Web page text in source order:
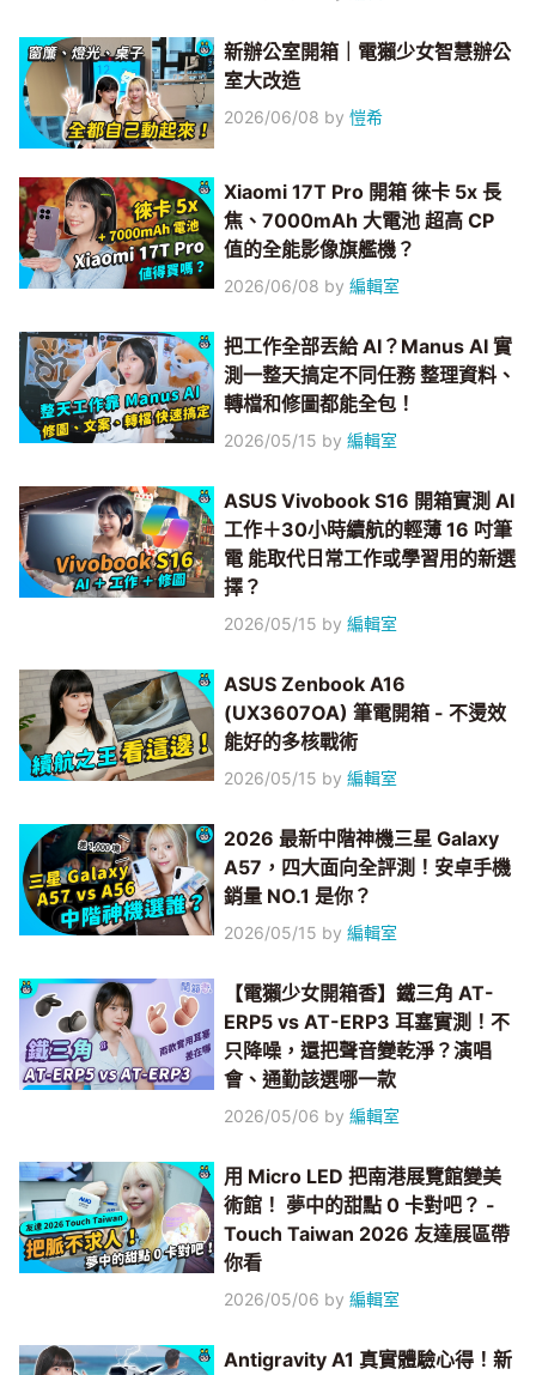
新辦公室開箱｜電獺少女智慧辦公
室大改造
2026/06/08 by愷希
Xiaomi 17T Pro 開箱 徠卡 5x 長
焦、7000mAh 大電池 超高 CP
值的全能影像旗艦機？
2026/06/08 by編輯室
把工作全部丟給 AI？Manus AI 實
測一整天搞定不同任務 整理資料、
轉檔和修圖都能全包！
2026/05/15 by編輯室
ASUS Vivobook S16 開箱實測 AI
工作＋30小時續航的輕薄 16 吋筆
電 能取代日常工作或學習用的新選
擇？
2026/05/15 by編輯室
ASUS Zenbook A16
(UX3607OA) 筆電開箱 - 不燙效
能好的多核戰術
2026/05/15 by編輯室
2026 最新中階神機三星 Galaxy
A57，四大面向全評測！安卓手機
銷量 NO.1 是你？
2026/05/15 by編輯室
【電獺少女開箱香】鐵三角 AT-
ERP5 vs AT-ERP3 耳塞實測！不
只降噪，還把聲音變乾淨？演唱
會、通勤該選哪一款
2026/05/06 by編輯室
用 Micro LED 把南港展覽館變美
術館！ 夢中的甜點 0 卡對吧？ -
Touch Taiwan 2026 友達展區帶
你看
2026/05/06 by編輯室
Antigravity A1 真實體驗心得！新